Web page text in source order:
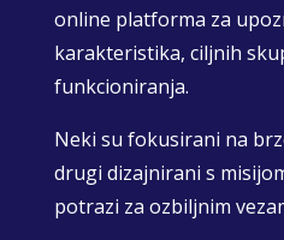
online platforma za
karakteristika, ciljnih
funkcioniranja.
Neki su fokusirani na
drugi dizajnirani s
potrazi za ozbiljnim